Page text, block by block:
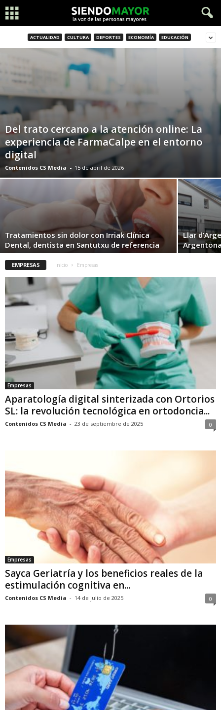
ACTUALIDAD CULTURA DEPORTES ECONOMÍA EDUCACIÓN
Del trato cercano a la atención online: La
experiencia de FarmaCalpe en el entorno
digital
Contenidos CS Media - 15 de abril de 2026
Tratamientos sin dolor con Irriak Clínica
Dental, dentista en Santutxu de referencia
Llar
EMPRESAS Inicio Empresas
Empresas
Aparatología digital sinterizada con Ortorios
SL: la revolución tecnológica en ortodoncia...
Contenidos CS Media - 23 de septiembre de 2025 0
Empresas
Sayca Geriatría y los beneficios reales de la
estimulación cognitiva en...
Contenidos CS Media - 14 de julio de 2025 0